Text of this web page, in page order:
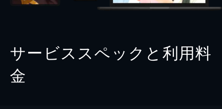
サービススペックと利用料
金